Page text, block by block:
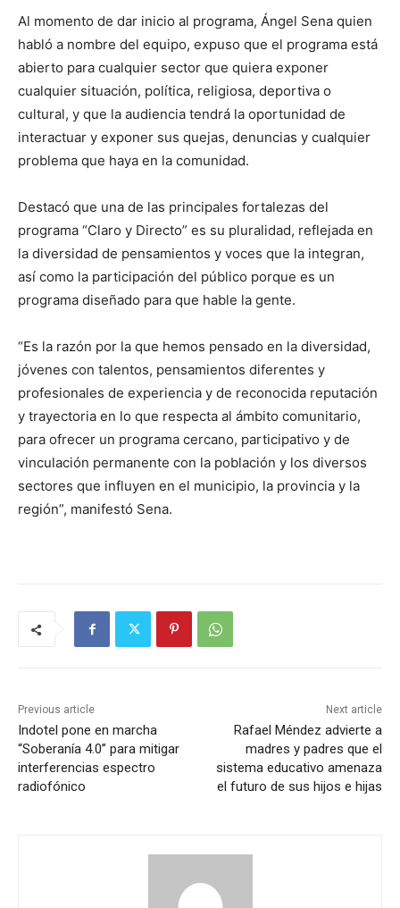
Al momento de dar inicio al programa, Ángel Sena quien
habló a nombre del equipo, expuso que el programa está
abierto para cualquier sector que quiera exponer
cualquier situación, política, religiosa, deportiva o
cultural, y que la audiencia tendrá la oportunidad de
interactuar y exponer sus quejas, denuncias y cualquier
problema que haya en la comunidad.
Destacó que una de las principales fortalezas del
programa “Claro y Directo” es su pluralidad, reflejada en
la diversidad de pensamientos y voces que la integran,
así como la participación del público porque es un
programa diseñado para que hable la gente.
“Es la razón por la que hemos pensado en la diversidad,
jóvenes con talentos, pensamientos diferentes y
profesionales de experiencia y de reconocida reputación
y trayectoria en lo que respecta al ámbito comunitario,
para ofrecer un programa cercano, participativo y de
vinculación permanente con la población y los diversos
sectores que influyen en el municipio, la provincia y la
región”, manifestó Sena.
Previous article
Indotel pone en marcha
“Soberanía 4.0” para mitigar
interferencias espectro
radiofónico
Next article
Rafael Méndez advierte a
madres y padres que el
sistema educativo amenaza
el futuro de sus hijos e hijas